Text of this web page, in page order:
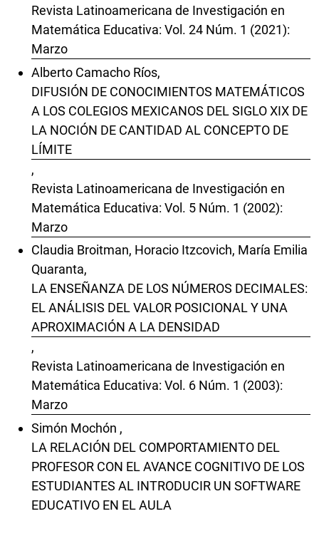
Revista Latinoamericana de Investigación en
Matemática Educativa: Vol. 24 Núm. 1 (2021):
Marzo
Alberto Camacho Ríos,
DIFUSIÓN DE CONOCIMIENTOS MATEMÁTICOS
A LOS COLEGIOS MEXICANOS DEL SIGLO XIX DE
LA NOCIÓN DE CANTIDAD AL CONCEPTO DE
LÍMITE
,
Revista Latinoamericana de Investigación en
Matemática Educativa: Vol. 5 Núm. 1 (2002):
Marzo
Claudia Broitman, Horacio Itzcovich, María Emilia
Quaranta,
LA ENSEÑANZA DE LOS NÚMEROS DECIMALES:
EL ANÁLISIS DEL VALOR POSICIONAL Y UNA
APROXIMACIÓN A LA DENSIDAD
,
Revista Latinoamericana de Investigación en
Matemática Educativa: Vol. 6 Núm. 1 (2003):
Marzo
Simón Mochón ,
LA RELACIÓN DEL COMPORTAMIENTO DEL
PROFESOR CON EL AVANCE COGNITIVO DE LOS
ESTUDIANTES AL INTRODUCIR UN SOFTWARE
EDUCATIVO EN EL AULA